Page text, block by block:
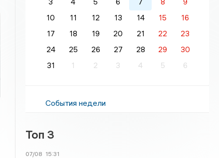
10
11 12 13 14 15
16
17
18 19 20 21 22
23
24
25 26 27 28 29
30
31
1 2 3 4 5 6
События недели
Топ 3
07/08 15:31